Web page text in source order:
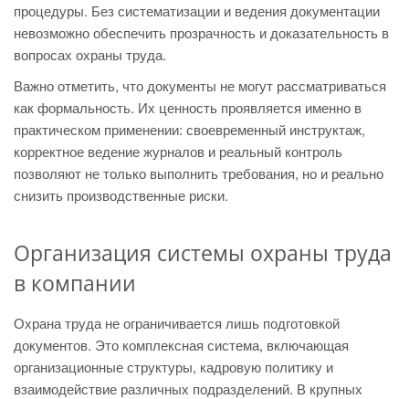
процедуры. Без систематизации и ведения документации
невозможно обеспечить прозрачность и доказательность в
вопросах охраны труда.
Важно отметить, что документы не могут рассматриваться
как формальность. Их ценность проявляется именно в
практическом применении: своевременный инструктаж,
корректное ведение журналов и реальный контроль
позволяют не только выполнить требования, но и реально
снизить производственные риски.
Организация системы охраны труда
в компании
Охрана труда не ограничивается лишь подготовкой
документов. Это комплексная система, включающая
организационные структуры, кадровую политику и
взаимодействие различных подразделений. В крупных